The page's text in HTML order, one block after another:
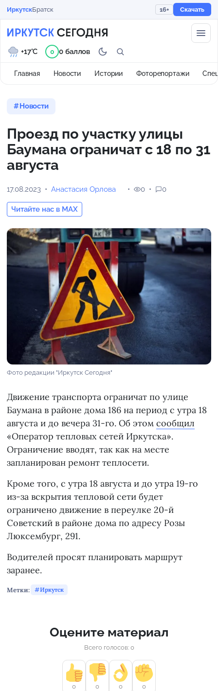
ИркутскБратск 16+ Скачать
Главная Новости Истории Фоторепортажи
+17°C 0 0 баллов
Новости
Проезд по участку улицы
Баумана ограничат с 18 по 31
августа
17.08.2023 Анастасия Орлова
Читайте нас в MAX
0 0
Фото редакции "Иркутск Сегодня"
Движение транспорта ограничат по улице
Баумана в районе дома 186 на период с утра 18
августа и до вечера 31-го. Об этом сообщил
«Оператор тепловых сетей Иркутска».
Ограничение вводят, так как на месте
запланирован ремонт теплосети.
Кроме того, с утра 18 августа и до утра 19-го
из-за вскрытия тепловой сети будет
ограничено движение в переулке 20-й
Советский в районе дома по адресу Розы
Люксембург, 291.
Водителей просят планировать маршрут
заранее.
Метки: Иркутск
Оцените материал
Всего голосов: 0
0 0 0 0